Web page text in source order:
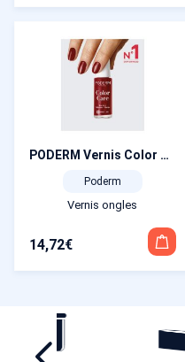
PODERM Vernis Color Care Tea Tree – Rouge Allure 8 ml
Poderm
Vernis ongles
14,72€